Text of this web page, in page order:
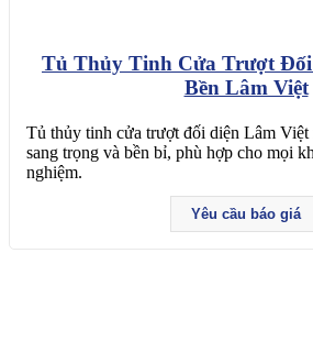
Tủ Thủy Tinh Cửa Trượt Đối
Bền Lâm Việt
Tủ thủy tinh cửa trượt đối diện Lâm Việt
sang trọng và bền bỉ, phù hợp cho mọi
nghiệm.
Yêu cầu báo giá